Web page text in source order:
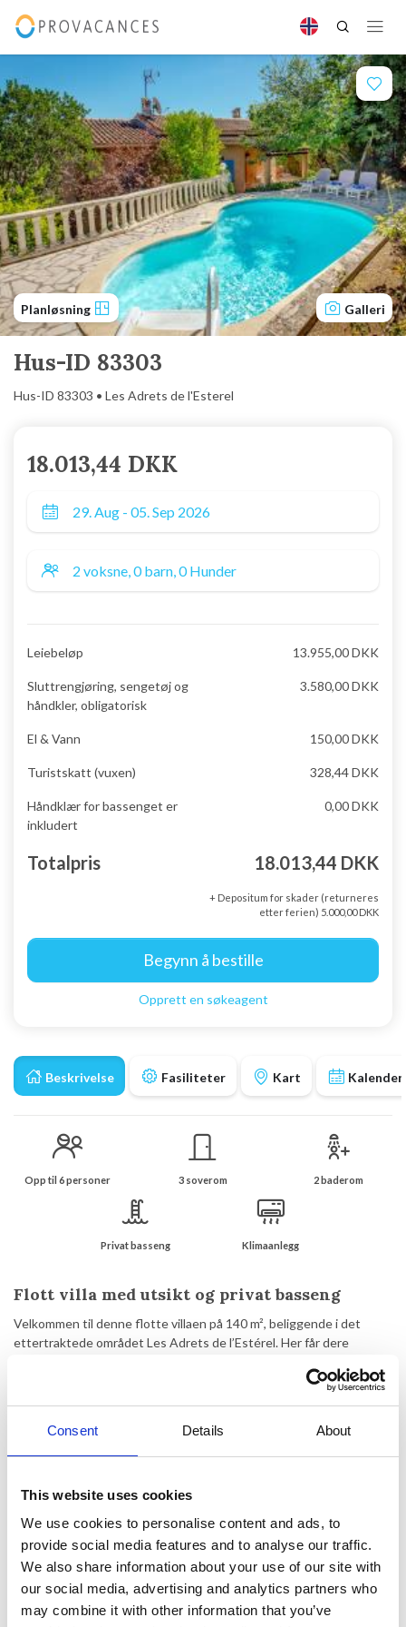
Consent Details About
This website uses cookies
We use cookies to personalise content and ads, to
provide social media features and to analyse our traffic.
We also share information about your use of our site with
our social media, advertising and analytics partners who
may combine it with other information that you’ve
Planløsning Galleri
Hus-ID 83303
Hus-ID 83303 • Les Adrets de l'Esterel
Beskrivelse Fasiliteter Kart Kalender
Opp til 6 personer 3 soverom 2 baderom
Privat basseng Klimaanlegg
Flott villa med utsikt og privat basseng
Velkommen til denne flotte villaen på 140 m², beliggende i det
ettertraktede området Les Adrets de l’Estérel. Her får dere
venner som reiser sammen. Det lyse og innbydende
oppholdsrommet har direkte utgang til terrassen og det private
det omkringliggende landskapet.
Eiendommen er utstyrt med aircondition og gratis WiFi, slik at både
komfort og praktiske behov er dekket. Ute finner dere en hyggelig
hage, gode terrasseområder og et deilig basseng som inviterer til
avslapning i det sørfranske klimaet.
En ideell feriebase for dere som ønsker rolige omgivelser med
18.013,44 DKK
Leiebeløp 13.955,00 DKK
Sluttrengjøring, sengetøj og
håndkler, obligatorisk
3.580,00 DKK
El & Vann 150,00 DKK
Turistskatt (vuxen) 328,44 DKK
Håndklær for bassenget er
inkludert
0,00 DKK
Totalpris 18.013,44 DKK
+ Depositum for skader (returneres
etter ferien) 5.000,00 DKK
Begynn å bestille
Opprett en søkeagent